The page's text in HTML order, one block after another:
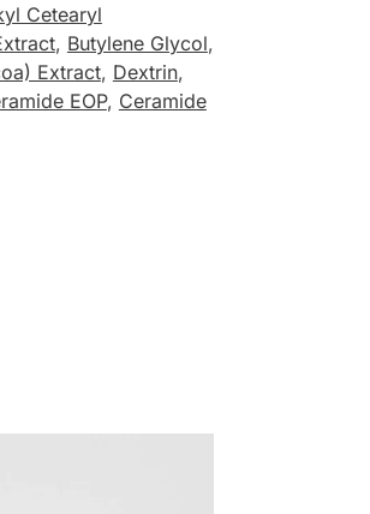
Cetearyl
, Butylene Glycol,
Extract, Dextrin,
EOP, Ceramide